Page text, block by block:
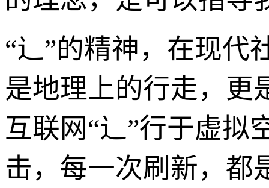
“辶”的精神，在现代
是地理上的行走，更
互联网“辶”行于虚拟
击，每一次刷新，都